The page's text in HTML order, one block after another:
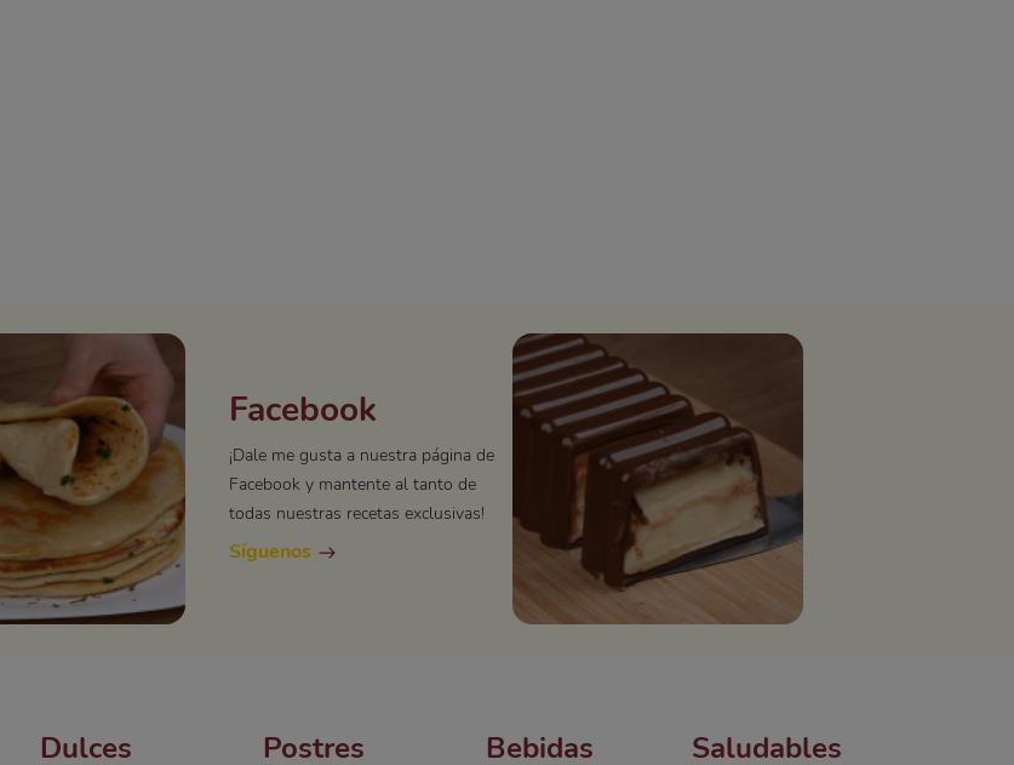
Facebook
¡Dale me gusta a nuestra página de
Facebook y mantente al tanto de
todas nuestras recetas exclusivas!
Síguenos
Dulces Postres Bebidas Saludables